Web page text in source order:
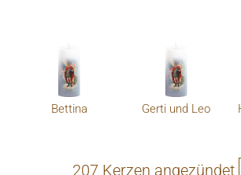
Bettina Gerti und Leo
207 Kerzen angezündet